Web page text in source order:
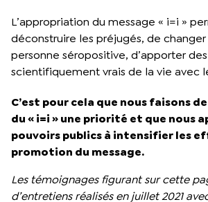
L’appropriation du message « i=i »
déconstruire les préjugés, de changer
personne séropositive, d’apporter
scientifiquement vrais de la vie avec
C’est pour cela que nous faisons
du « i=i » une priorité et que nous
pouvoirs publics à intensifier les
promotion du message.
Les témoignages figurant sur cette
d’entretiens réalisés en juillet 2021